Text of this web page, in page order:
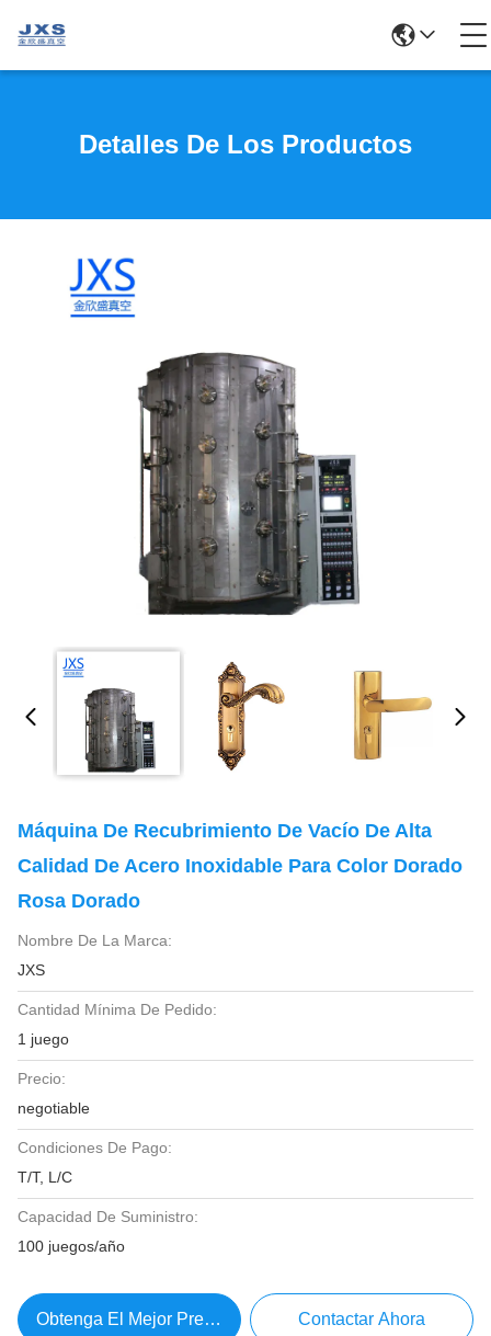
Detalles De Los Productos
Máquina De Recubrimiento De Vacío De Alta
Calidad De Acero Inoxidable Para Color Dorado
Rosa Dorado
Nombre De La Marca:
JXS
Cantidad Mínima De Pedido:
1 juego
Precio:
negotiable
Condiciones De Pago:
T/T, L/C
Capacidad De Suministro:
100 juegos/año
Obtenga El Mejor Precio Contactar Ahora